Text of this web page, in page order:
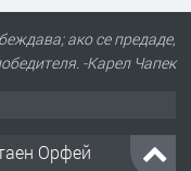
ако се предаде,
-Карел Чапек
Орфей
преди 2 дни